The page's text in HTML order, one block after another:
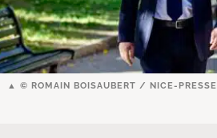
© ROMAIN BOISAUBERT / NICE-PRESSE